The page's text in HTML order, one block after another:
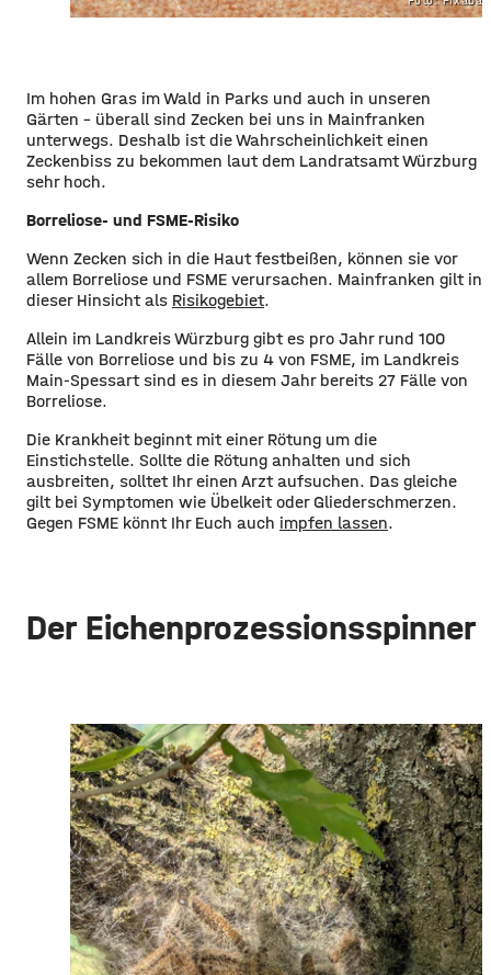
Im hohen Gras im Wald in Parks und auch in unseren
Gärten - überall sind Zecken bei uns in Mainfranken
unterwegs. Deshalb ist die Wahrscheinlichkeit einen
Zeckenbiss zu bekommen laut dem Landratsamt Würzburg
sehr hoch.
Borreliose- und FSME-Risiko
Wenn Zecken sich in die Haut festbeißen, können sie vor
allem Borreliose und FSME verursachen. Mainfranken gilt in
dieser Hinsicht als Risikogebiet.
Allein im Landkreis Würzburg gibt es pro Jahr rund 100
Fälle von Borreliose und bis zu 4 von FSME, im Landkreis
Main-Spessart sind es in diesem Jahr bereits 27 Fälle von
Borreliose.
Die Krankheit beginnt mit einer Rötung um die
Einstichstelle. Sollte die Rötung anhalten und sich
ausbreiten, solltet Ihr einen Arzt aufsuchen. Das gleiche
gilt bei Symptomen wie Übelkeit oder Gliederschmerzen.
Gegen FSME könnt Ihr Euch auch impfen lassen.
Der Eichenprozessionsspinner